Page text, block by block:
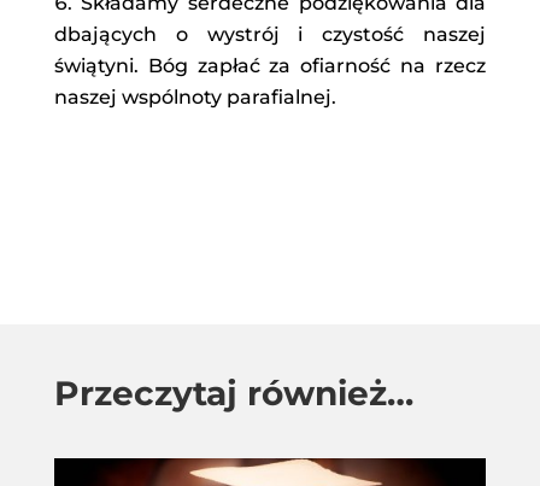
dbających o wystrój i czystość naszej
świątyni. Bóg zapłać za ofiarność na rzecz
naszej wspólnoty parafialnej.
Przeczytaj również…